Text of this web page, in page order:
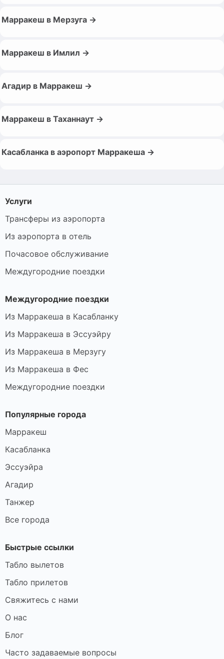
Марракеш в Мерзуга →
Марракеш в Имлил →
Агадир в Марракеш →
Марракеш в Таханнаут →
Касабланка в аэропорт Марракеша →
Услуги
Трансферы из аэропорта
Из аэропорта в отель
Почасовое обслуживание
Междугородние поездки
Междугородние поездки
Из Марракеша в Касабланку
Из Марракеша в Эссуэйру
Из Марракеша в Мерзугу
Из Марракеша в Фес
Междугородние поездки
Популярные города
Марракеш
Касабланка
Эссуэйра
Агадир
Танжер
Все города
Быстрые ссылки
Табло вылетов
Табло прилетов
Свяжитесь с нами
О нас
Блог
Часто задаваемые вопросы